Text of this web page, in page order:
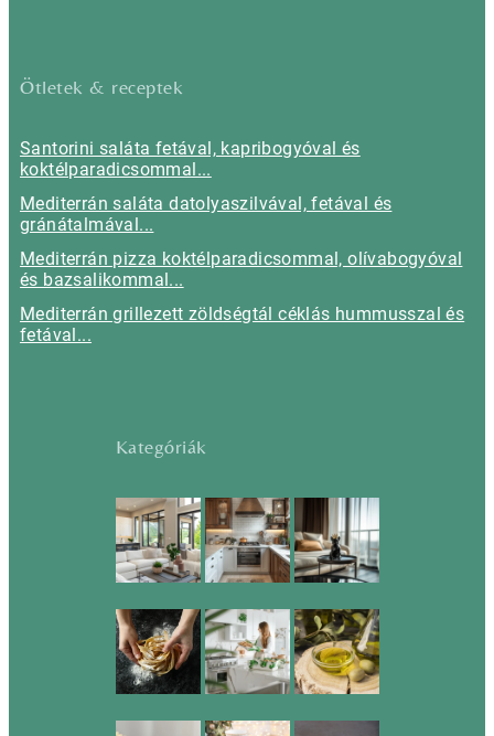
Ötletek & receptek
Santorini saláta fetával, kapribogyóval és
koktélparadicsommal...
Mediterrán saláta datolyaszilvával, fetával és
gránátalmával...
Mediterrán pizza koktélparadicsommal, olívabogyóval
és bazsalikommal...
Mediterrán grillezett zöldségtál céklás hummusszal és
fetával...
Kategóriák